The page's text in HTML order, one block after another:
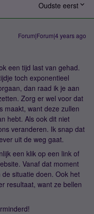
Oudste eerst
Forum|Forum|4 years ago
een tijd last van gehad.
toch exponentieel
dan raad ik je aan
Zorg er wel voor dat
maakt, want deze zullen
hebt. Als ook dit niet
veranderen. Ik snap dat
uit de weg gaat.
een klik op een link of
Vanaf dat moment
situatie doen. Ook het
resultaat, want ze bellen